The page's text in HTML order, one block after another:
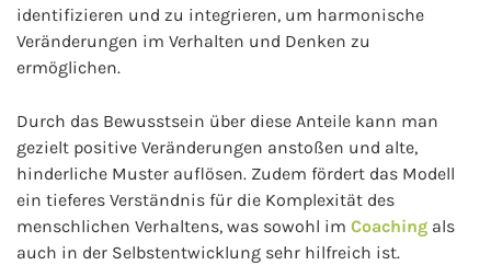
identifizieren und zu integrieren, um harmonische
Veränderungen im Verhalten und Denken zu
ermöglichen.
Durch das Bewusstsein über diese Anteile kann man
gezielt positive Veränderungen anstoßen und alte,
hinderliche Muster auflösen. Zudem fördert das Modell
ein tieferes Verständnis für die Komplexität des
menschlichen Verhaltens, was sowohl im Coaching als
auch in der Selbstentwicklung sehr hilfreich ist.